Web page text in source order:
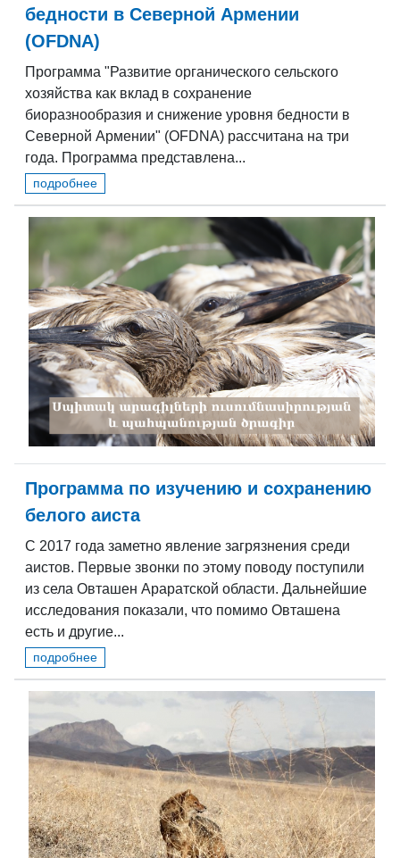
бедности в Северной Армении
(OFDNA)
Программа "Развитие органического сельского
хозяйства как вклад в сохранение
биоразнообразия и снижение уровня бедности в
Северной Армении" (OFDNA) рассчитана на три
года. Программа представленa...
подробнее
Программа по изучению и сохранению
белого аиста
С 2017 года заметно явление загрязнения среди
аистов. Первые звонки по этому поводу поступили
из села Овташен Араратской области. Дальнейшие
исследования показали, что помимо Овташена
есть и другие...
подробнее